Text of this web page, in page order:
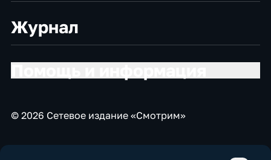
Журнал
© 2026 Сетевое издание «Смотрим»